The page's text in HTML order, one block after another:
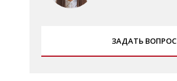
ЗАДАТЬ ВОПРОС